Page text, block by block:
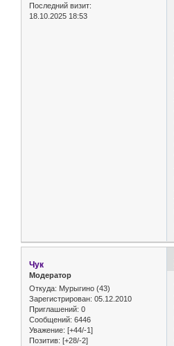
Последний визит:
18.10.2025 18:53
Чук
Модератор
Откуда: Мурыгино (43)
Зарегистрирован: 05.12.2010
Приглашений: 0
Сообщений: 6446
Уважение: [+44/-1]
Позитив: [+28/-2]